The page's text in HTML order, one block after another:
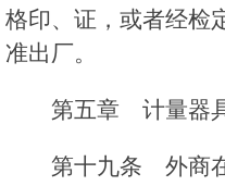
格印、证，或者经检
准出厂。
第五章 计量器
第十九条 外商